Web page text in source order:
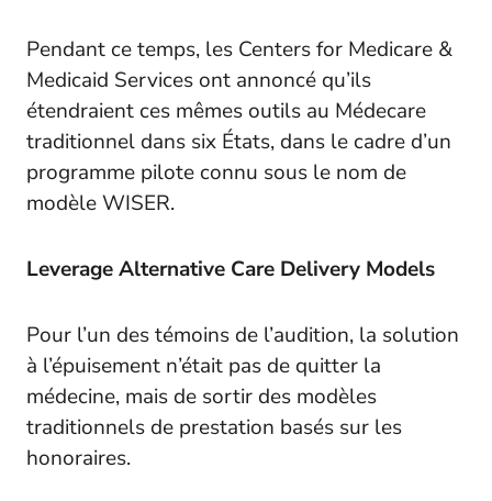
Pendant ce temps, les Centers for Medicare &
Medicaid Services ont annoncé qu’ils
étendraient ces mêmes outils au Médecare
traditionnel dans six États, dans le cadre d’un
programme pilote connu sous le nom de
modèle WISER.
Leverage Alternative Care Delivery Models
Pour l’un des témoins de l’audition, la solution
à l’épuisement n’était pas de quitter la
médecine, mais de sortir des modèles
traditionnels de prestation basés sur les
honoraires.